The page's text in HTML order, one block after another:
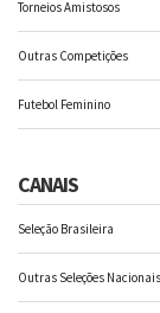
Torneios Amistosos
Outras Competições
Futebol Feminino
CANAIS
Seleção Brasileira
Outras Seleções Nacionais